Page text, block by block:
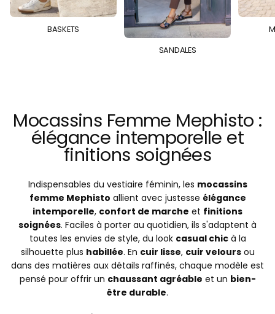
BASKETS
SANDALES
Mocassins Femme Mephisto :
élégance intemporelle et
finitions soignées
Indispensables du vestiaire féminin, les mocassins
femme Mephisto allient avec justesse élégance
intemporelle, confort de marche et finitions
soignées. Faciles à porter au quotidien, ils s'adaptent à
toutes les envies de style, du look casual chicà la
silhouette plus habillée. En cuir lisse, cuir veloursou
dans des matières aux détails raffinés, chaque modèle est
pensé pour offrir un chaussant agréable et un bien-
être durable.